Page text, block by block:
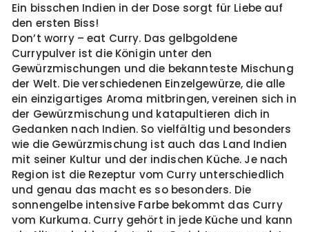
Ein bisschen Indien in der Dose sorgt für Liebe auf
den ersten Biss!
Don’t worry – eat Curry. Das gelbgoldene
Currypulver ist die Königin unter den
Gewürzmischungen und die bekannteste Mischung
der Welt. Die verschiedenen Einzelgewürze, die alle
ein einzigartiges Aroma mitbringen, vereinen sich in
der Gewürzmischung und katapultieren dich in
Gedanken nach Indien. So vielfältig und besonders
wie die Gewürzmischung ist auch das Land Indien
mit seiner Kultur und der indischen Küche. Je nach
Region ist die Rezeptur vom Curry unterschiedlich
und genau das macht es so besonders. Die
sonnengelbe intensive Farbe bekommt das Curry
vom Kurkuma. Curry gehört in jede Küche und kann